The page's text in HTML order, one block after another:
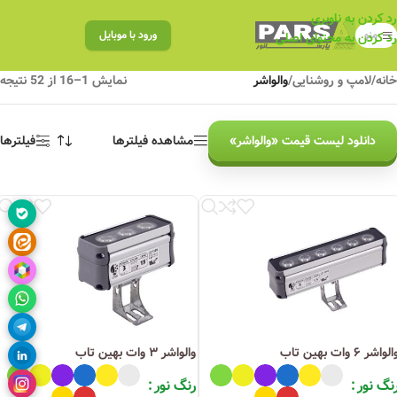
رد کردن به ناوبری
رد کردن به محتوای اصلی
منو ورود با موبایل
خانه/لامپ و روشنایی/والواشر نمایش 1–16 از 52 نتیجه
دانلود لیست قیمت «والواشر» مشاهده فیلترها فیلترها
۶ وات بهین تاب
نور
والواشر ۳ وات بهین تاب
رنگ نور